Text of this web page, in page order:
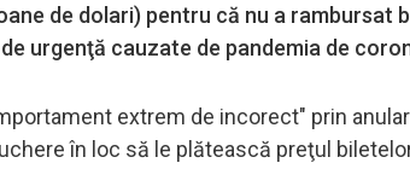
de dolari) pentru că nu a
urgenţă cauzate de pandemia de
extrem de incorect" prin
în loc să le plătească preţul